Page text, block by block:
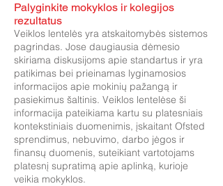
Palyginkite mokyklos ir kolegijos
rezultatus
Veiklos lentelės yra atskaitomybės sistemos
pagrindas. Jose daugiausia dėmesio
skiriama diskusijoms apie standartus ir yra
patikimas bei prieinamas lyginamosios
informacijos apie mokinių pažangą ir
pasiekimus šaltinis. Veiklos lentelėse ši
informacija pateikiama kartu su platesniais
kontekstiniais duomenimis, įskaitant Ofsted
sprendimus, nebuvimo, darbo jėgos ir
finansų duomenis, suteikiant vartotojams
platesnį supratimą apie aplinką, kurioje
veikia mokyklos.